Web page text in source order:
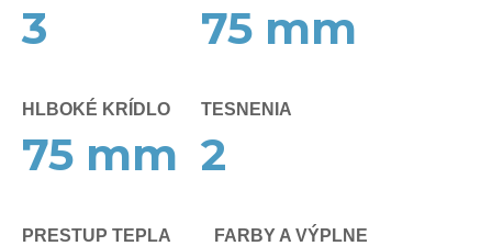
3 75 mm
HLBOKÉ KRÍDLO
75 mm
TESNENIA
2
PRESTUP TEPLA
FARBY A VÝPLNE